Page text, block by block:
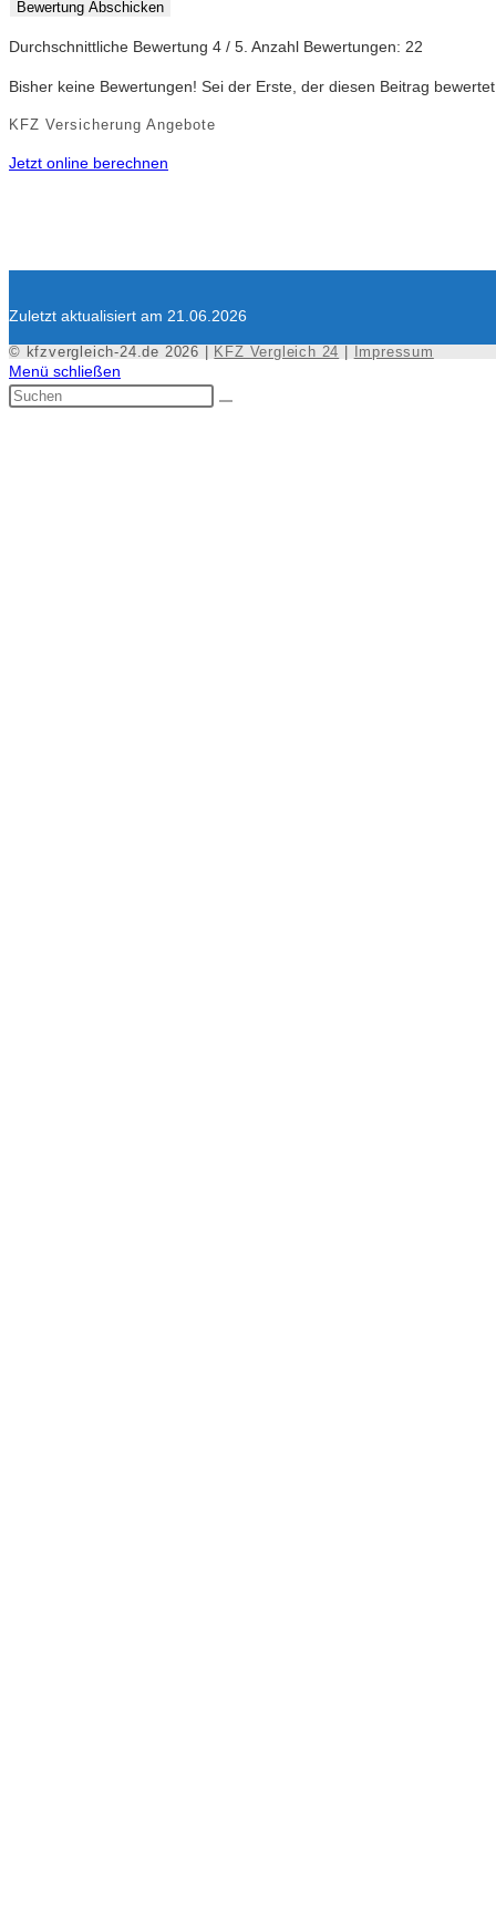
Bewertung Abschicken
Durchschnittliche Bewertung 4 / 5. Anzahl Bewertungen: 22
Bisher keine Bewertungen! Sei der Erste, der diesen Beitrag
KFZ Versicherung Angebote
Jetzt online berechnen
Zuletzt aktualisiert am 21.06.2026
© kfzvergleich-24.de 2026 | KFZ Vergleich 24 Impressum
Menü schließen